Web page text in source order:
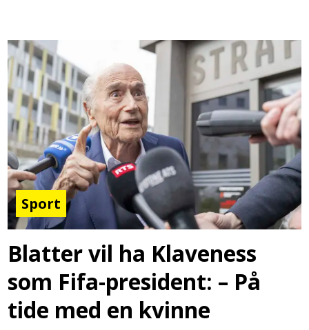
Sport
Blatter vil ha Klaveness
som Fifa-president: – På
tide med en kvinne